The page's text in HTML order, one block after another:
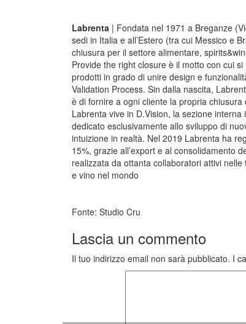
Labrenta | Fondata nel 1971 a Breganze
sedi in Italia e all’Estero (tra cui Messico e
chiusura per il settore alimentare,
Provide the right closure è il motto con cui
prodotti in grado di unire design e
Validation Process. Sin dalla nascita,
è di fornire a ogni cliente la propria
Labrenta vive in D.Vision, la sezione
dedicato esclusivamente allo sviluppo di
intuizione in realtà. Nel 2019 Labrenta ha
15%, grazie all’export e al consolidamento
realizzata da ottanta collaboratori attivi
e vino nel mondo
Fonte: Studio Cru
Lascia un commento
Il tuo indirizzo email non sarà pubblicato. I